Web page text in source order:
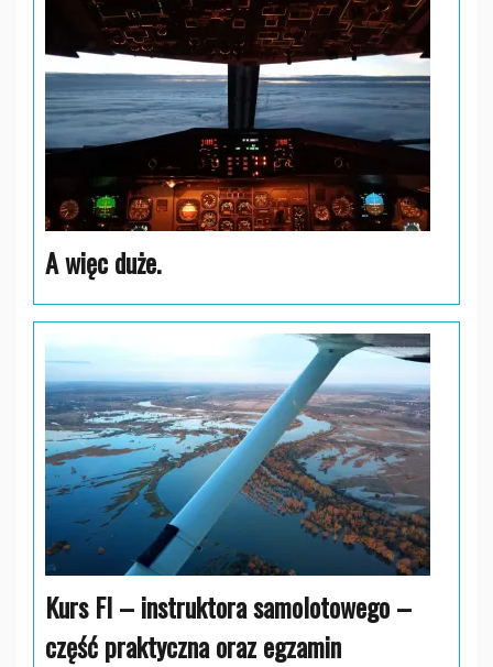
A więc duże.
Kurs FI – instruktora samolotowego –
część praktyczna oraz egzamin